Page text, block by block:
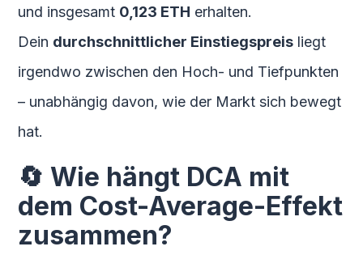
und insgesamt 0,123 ETH erhalten.
Dein durchschnittlicher Einstiegspreis liegt
irgendwo zwischen den Hoch- und Tiefpunkten
– unabhängig davon, wie der Markt sich bewegt
hat.
🔄 Wie hängt DCA mit
dem Cost-Average-Effekt
zusammen?